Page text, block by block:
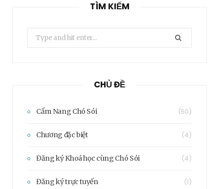
TÌM KIẾM
Search
for:
CHỦ ĐỀ
Cẩm Nang Chó Sói (50)
Chương đặc biệt (4)
Đăng ký Khoá học cùng Chó Sói (4)
Đăng ký trực tuyến (1)